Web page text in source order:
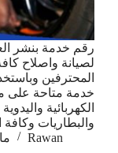
رقم خدمة بنشر
لصيانة واصلاح
المحترفين
خدمة متاحة على
الكهربائية
والبطاريات
Rawan